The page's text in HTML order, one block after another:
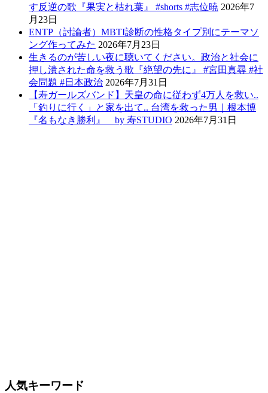
す反逆の歌『果実と枯れ葉』 #shorts #志位暁 2026年7
月23日
ENTP（討論者）MBTI診断の性格タイプ別にテーマソ
ング作ってみた 2026年7月23日
生きるのが苦しい夜に聴いてください。政治と社会に
押し潰された命を救う歌『絶望の先に』 #宮田真尋 #社
会問題 #日本政治 2026年7月31日
【寿ガールズバンド】天皇の命に従わず4万人を救い..
「釣りに行く」と家を出て.. 台湾を救った男｜根本博
『名もなき勝利』 by 寿STUDIO 2026年7月31日
人気キーワード